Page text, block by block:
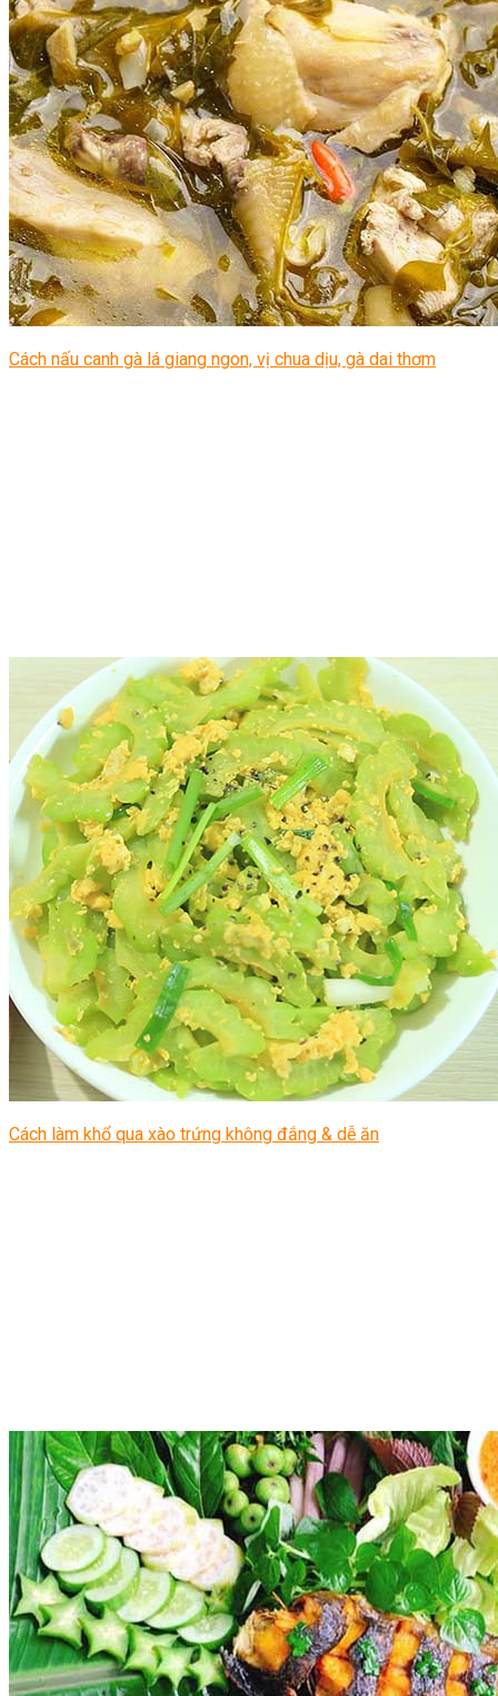
Cách nấu canh gà lá giang ngon, vị chua dịu, gà dai thơm
Cách làm khổ qua xào trứng không đắng & dễ ăn